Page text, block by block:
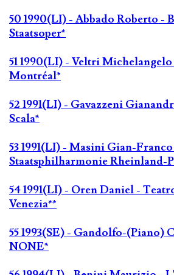
50 1990(LI) - Abbado Roberto -
Staatsoper*
51 1990(LI) - Veltri
Montréal*
52 1991(LI) - Gavazzeni
Scala*
53 1991(LI) - Masini Gian-
Staatsphilharmonie Rheinland-
54 1991(LI) - Oren Daniel -
Venezia**
55 1993(SE) - Gandolfo-(Piano)
NONE*